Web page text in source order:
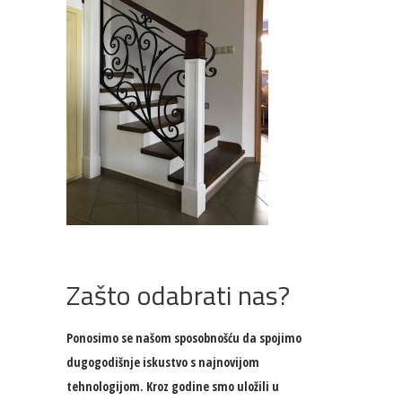
Zašto odabrati nas?
Ponosimo se našom sposobnošću da spojimo
dugogodišnje iskustvo s najnovijom
tehnologijom. Kroz godine smo uložili u